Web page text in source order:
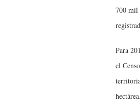
700 mil
Para
el